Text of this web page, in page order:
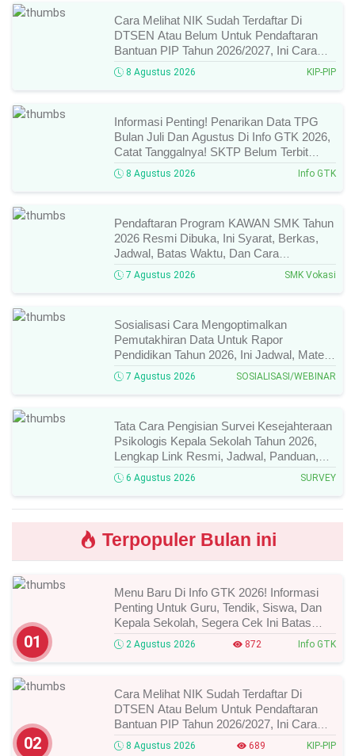
Cara Melihat NIK Sudah Terdaftar Di
DTSEN Atau Belum Untuk Pendaftaran
Bantuan PIP Tahun 2026/2027, Ini Cara
Cek Dan Syarat Perubahan Desil!
8 Agustus 2026 KIP-PIP
Informasi Penting! Penarikan Data TPG
Bulan Juli Dan Agustus Di Info GTK 2026,
Catat Tanggalnya! SKTP Belum Terbit
Januari–Juni, Ini Prosesnya!
8 Agustus 2026 Info GTK
Pendaftaran Program KAWAN SMK Tahun
2026 Resmi Dibuka, Ini Syarat, Berkas,
Jadwal, Batas Waktu, Dan Cara
Pendaftarannya!
7 Agustus 2026 SMK Vokasi
Sosialisasi Cara Mengoptimalkan
Pemutakhiran Data Untuk Rapor
Pendidikan Tahun 2026, Ini Jadwal, Materi,
Narasumber, Dan Link Mengikutinya!
7 Agustus 2026 SOSIALISASI/WEBINAR
Tata Cara Pengisian Survei Kesejahteraan
Psikologis Kepala Sekolah Tahun 2026,
Lengkap Link Resmi, Jadwal, Panduan,
Dan Hal Yang Wajib Diperhatikan!
6 Agustus 2026 SURVEY
Terpopuler Bulan ini
01
Menu Baru Di Info GTK 2026! Informasi
Penting Untuk Guru, Tendik, Siswa, Dan
Kepala Sekolah, Segera Cek Ini Batas
Waktunya!
2 Agustus 2026 872 Info GTK
02
Cara Melihat NIK Sudah Terdaftar Di
DTSEN Atau Belum Untuk Pendaftaran
Bantuan PIP Tahun 2026/2027, Ini Cara
Cek Dan Syarat Perubahan Desil!
8 Agustus 2026 689 KIP-PIP